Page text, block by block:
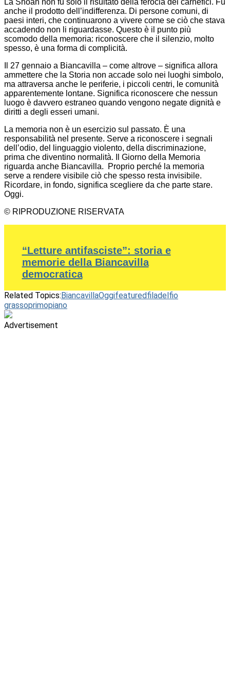
La Shoah non fu solo il risultato della ferocia dei carnefici. Fu
anche il prodotto dell’indifferenza. Di persone comuni, di
paesi interi, che continuarono a vivere come se ciò che stava
accadendo non li riguardasse. Questo è il punto più
scomodo della memoria: riconoscere che il silenzio, molto
spesso, è una forma di complicità.
Il 27 gennaio a Biancavilla – come altrove – significa allora
ammettere che la Storia non accade solo nei luoghi simbolo,
ma attraversa anche le periferie, i piccoli centri, le comunità
apparentemente lontane. Significa riconoscere che nessun
luogo è davvero estraneo quando vengono negate dignità e
diritti a degli esseri umani.
La memoria non è un esercizio sul passato. È una
responsabilità nel presente. Serve a riconoscere i segnali
dell’odio, del linguaggio violento, della discriminazione,
prima che diventino normalità. Il Giorno della Memoria
riguarda anche Biancavilla. Proprio perché la memoria
serve a rendere visibile ciò che spesso resta invisibile.
Ricordare, in fondo, significa scegliere da che parte stare.
Oggi.
© RIPRODUZIONE RISERVATA
“Letture antifasciste”: storia e
memorie della Biancavilla
democratica
Related Topics:BiancavillaOggifeaturedfiladelfio
grassoprimopiano
Advertisement